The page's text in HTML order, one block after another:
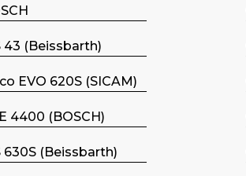
43 (Beissbarth)
EVO 620S (SICAM)
4400 (BOSCH)
630S (Beissbarth)